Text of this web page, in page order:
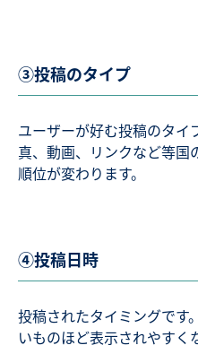
③投稿のタイプ
ユーザーが好む投稿のタイ
真、動画、リンクなど等国
順位が変わります。
④投稿日時
投稿されたタイミングです
いものほど表示されやすく